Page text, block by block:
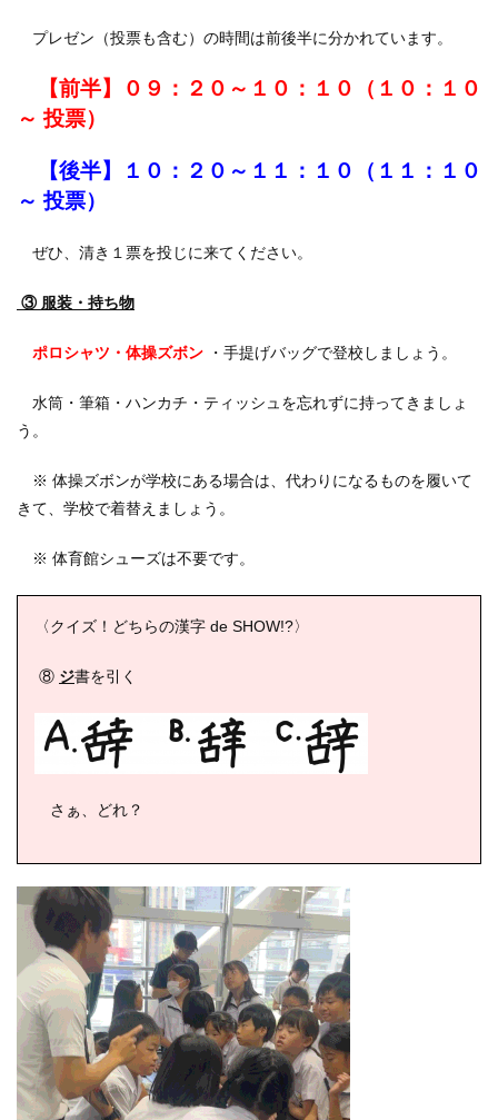
プレゼン（投票も含む）の時間は前後半に分かれています。
【前半】０９：２０～１０：１０（１０：１０
～ 投票）
【後半】１０：２０～１１：１０（１１：１０
～ 投票）
ぜひ、清き１票を投じに来てください。
③ 服装・持ち物
ポロシャツ・体操ズボン ・手提げバッグで登校しましょう。
水筒・筆箱・ハンカチ・ティッシュを忘れずに持ってきましょ
う。
※ 体操ズボンが学校にある場合は、代わりになるものを履いて
きて、学校で着替えましょう。
※ 体育館シューズは不要です。
〈クイズ！どちらの漢字 de SHOW!?〉
⑧ ジ書を引く
さぁ、どれ？